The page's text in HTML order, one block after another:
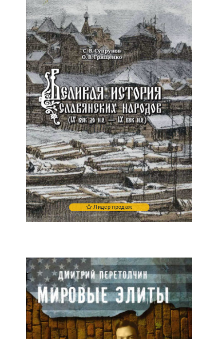
Лидер продаж